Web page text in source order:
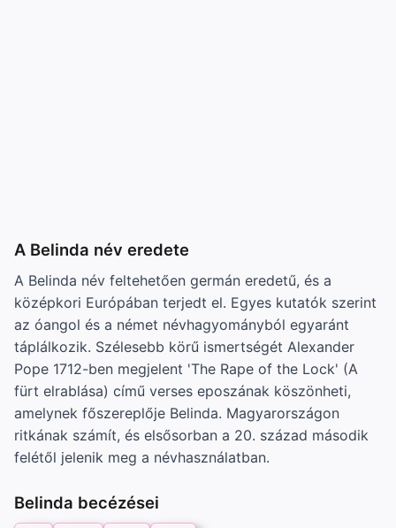
A Belinda név eredete
A Belinda név feltehetően germán eredetű, és a
középkori Európában terjedt el. Egyes kutatók szerint
az óangol és a német névhagyományból egyaránt
táplálkozik. Szélesebb körű ismertségét Alexander
Pope 1712-ben megjelent 'The Rape of the Lock' (A
fürt elrablása) című verses eposzának köszönheti,
amelynek főszereplője Belinda. Magyarországon
ritkának számít, és elsősorban a 20. század második
felétől jelenik meg a névhasználatban.
Belinda becézései